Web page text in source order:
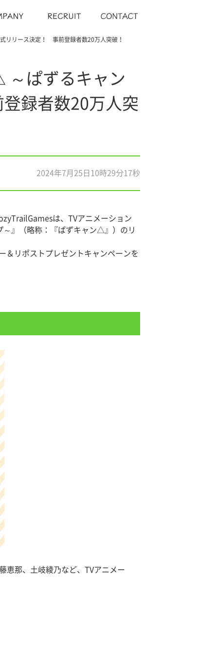
リリース決定！ 事前登録者数20万人突破！
～ぱずるキャン
録者数20万人突
2024年7月25日10時29分17秒
は、TVアニメーション
』（略称：『ぱずキャン△』）のリ
＆リポストプレゼントキャンペーンを
恵那、土岐綾乃など、TVアニメー